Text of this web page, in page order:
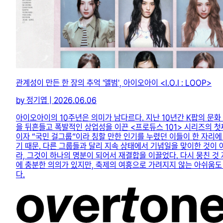
관계성이 만든 한 장의 추억 '앨범', 아이오아이 <I.O.I : LOOP>
by 정기엽 | 2026.06.06
아이오아이의 10주년은 의미가 남다르다. 지난 10년간 K팝의 문화
을 뒤흔들고 폭발적인 상업성을 이끈 <프로듀스 101> 시리즈의 첫
이자 “국민 걸그룹”이라 칭할 만한 인기를 누렸던 이들이 한 자리
기 때문. 다른 그룹들과 달리 지속 상태에서 기념일을 맞이한 것이
라, 그것이 하나의 명분이 되어서 재결합을 이끌었다. 다시 뭉친 것
에 충분한 의의가 있지만, 축제의 여흥으로 가려지지 않는 아쉬움
다.